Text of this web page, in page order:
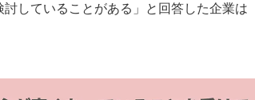
していることがある」と回答した企業は